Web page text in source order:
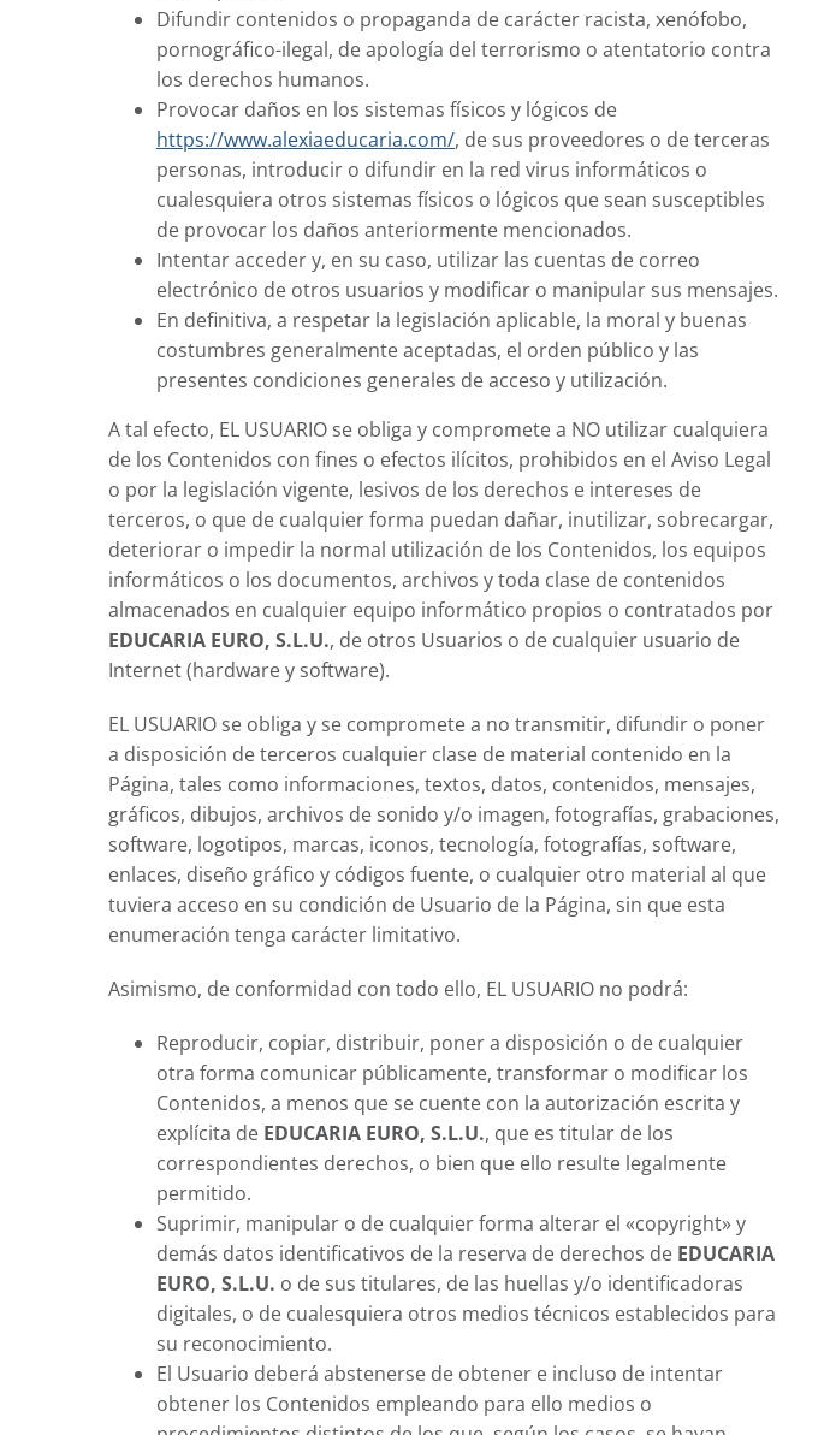
Difundir contenidos o propaganda de carácter racista, xenófobo,
pornográfico-ilegal, de apología del terrorismo o atentatorio contra
los derechos humanos.
Provocar daños en los sistemas físicos y lógicos de
https://www.alexiaeducaria.com/, de sus proveedores o de terceras
personas, introducir o difundir en la red virus informáticos o
cualesquiera otros sistemas físicos o lógicos que sean susceptibles
de provocar los daños anteriormente mencionados.
Intentar acceder y, en su caso, utilizar las cuentas de correo
electrónico de otros usuarios y modificar o manipular sus mensajes.
En definitiva, a respetar la legislación aplicable, la moral y buenas
costumbres generalmente aceptadas, el orden público y las
presentes condiciones generales de acceso y utilización.
A tal efecto, EL USUARIO se obliga y compromete a NO utilizar cualquiera
de los Contenidos con fines o efectos ilícitos, prohibidos en el Aviso Legal
o por la legislación vigente, lesivos de los derechos e intereses de
terceros, o que de cualquier forma puedan dañar, inutilizar, sobrecargar,
deteriorar o impedir la normal utilización de los Contenidos, los equipos
informáticos o los documentos, archivos y toda clase de contenidos
almacenados en cualquier equipo informático propios o contratados por
EDUCARIA EURO, S.L.U., de otros Usuarios o de cualquier usuario de
Internet (hardware y software).
EL USUARIO se obliga y se compromete a no transmitir, difundir o poner
a disposición de terceros cualquier clase de material contenido en la
Página, tales como informaciones, textos, datos, contenidos, mensajes,
gráficos, dibujos, archivos de sonido y/o imagen, fotografías, grabaciones,
software, logotipos, marcas, iconos, tecnología, fotografías, software,
enlaces, diseño gráfico y códigos fuente, o cualquier otro material al que
tuviera acceso en su condición de Usuario de la Página, sin que esta
enumeración tenga carácter limitativo.
Asimismo, de conformidad con todo ello, EL USUARIO no podrá:
Reproducir, copiar, distribuir, poner a disposición o de cualquier
otra forma comunicar públicamente, transformar o modificar los
Contenidos, a menos que se cuente con la autorización escrita y
explícita de EDUCARIA EURO, S.L.U., que es titular de los
correspondientes derechos, o bien que ello resulte legalmente
permitido.
Suprimir, manipular o de cualquier forma alterar el «copyright» y
demás datos identificativos de la reserva de derechos de EDUCARIA
EURO, S.L.U. o de sus titulares, de las huellas y/o identificadoras
digitales, o de cualesquiera otros medios técnicos establecidos para
su reconocimiento.
El Usuario deberá abstenerse de obtener e incluso de intentar
obtener los Contenidos empleando para ello medios o